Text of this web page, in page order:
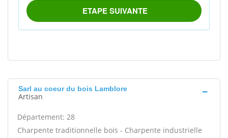
Sarl au coeur du bois Lamblore
Artisan
Département: 28
Charpente traditionnelle bois - Charpente industrielle